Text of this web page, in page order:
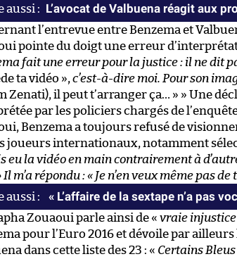
L’avocat de Valbuena réagit aux
l’entrevue entre Benzema et
pointe du doigt une erreur
fait une erreur pour la justice : il ne dit
ta vidéo », c’est-à-dire moi. Pour son
Zenati), il peut t’arranger ça… » » Une
par les policiers chargés de
Benzema a toujours refusé de
joueurs internationaux, notamment
eu la vidéo en main contrairement à
Il m’a répondu: « Je n’en veux même pas de
« L’affaire de la sextape n’a pas
Zouaoui parle ainsi de « vraie injustice
pour l’Euro 2016 et dévoile par ailleurs
dans cette liste des 23 : « Certains